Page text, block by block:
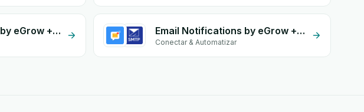
Email Notifications by eGrow + OpenAI (ChatGPT) Email Notifications by eGrow + Email SMTP
Conectar & Automatizar